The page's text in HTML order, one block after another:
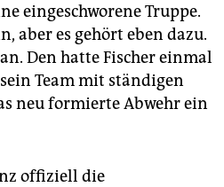
eingeschworene Truppe.
aber es gehört eben dazu.
Den hatte Fischer einmal
Team mit ständigen
neu formierte Abwehr ein
offiziell die